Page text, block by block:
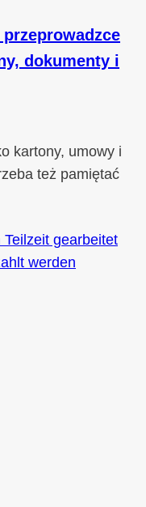
dokumenty i
kartony, umowy i
też pamiętać